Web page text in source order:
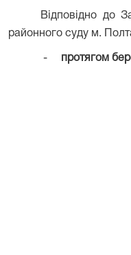
Відповідно до
районного суду м.
- протягом